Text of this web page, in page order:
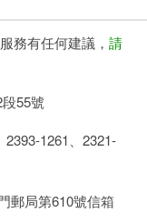
務有任何建議， 請
55號
2393-1261、2321-
郵局第610號信箱